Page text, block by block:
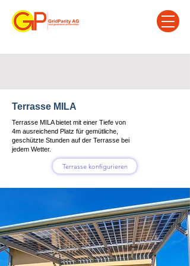
Terrasse MILA
Terrasse MILA bietet mit einer Tiefe von
4m ausreichend Platz für gemütliche,
geschützte Stunden auf der Terrasse bei
jedem Wetter.
Terrasse konfigurieren